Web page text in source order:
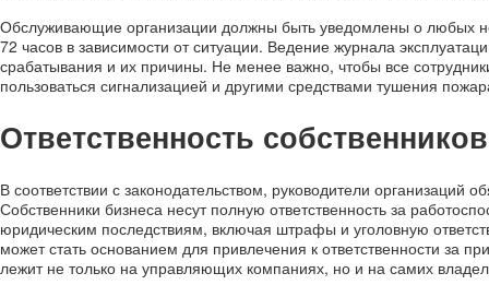
Обслуживающие организации должны быть уведомлены о любых
72 часов в зависимости от ситуации. Ведение журнала
срабатывания и их причины. Не менее важно, чтобы все
пользоваться сигнализацией и другими средствами тушения
Ответственность
В соответствии с законодательством, руководители организаций
Собственники бизнеса несут полную ответственность за
юридическим последствиям, включая штрафы и уголовную
может стать основанием для привлечения к ответственности за
лежит не только на управляющих компаниях, но и на самих